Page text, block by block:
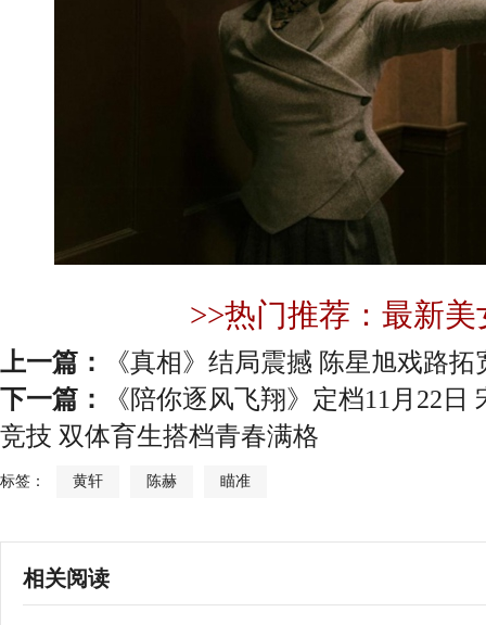
>>热门推荐：最新美
上一篇：
《真相》结局震撼 陈星旭戏路
下一篇：
《陪你逐风飞翔》定档11月22
竞技 双体育生搭档青春满格
标签： 黄轩 陈赫 瞄准
相关阅读